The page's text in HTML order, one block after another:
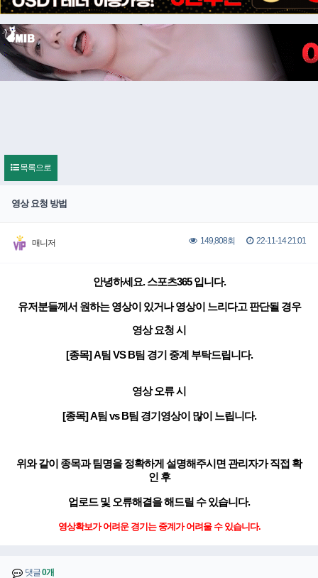
목록으로
영상 요청 방법
매니저 149,808회 22-11-14 21:01
안녕하세요. 스포츠365 입니다.
유저분들께서 원하는 영상이 있거나 영상이 느리다고 판단될 경우
영상 요청 시
[종목] A팀 VS B팀 경기 중계 부탁드립니다.
영상 오류 시
[종목] A팀 vs B팀 경기영상이 많이 느립니다.
위와 같이 종목과 팀명을 정확하게 설명해주시면 관리자가 직접 확
인 후
업로드 및 오류해결을 해드릴 수 있습니다.
영상확보가 어려운 경기는 중계가 어려울 수 있습니다.
댓글0개